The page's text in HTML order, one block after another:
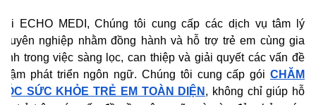
ECHO MEDI, Chúng tôi cung cấp các dịch vụ tâm lý
nghiệp nhằm đồng hành và hỗ trợ trẻ em cùng gia
trong việc sàng lọc, can thiệp và giải quyết các vấn đề
phát triển ngôn ngữ. Chúng tôi cung cấp gói CHĂM
SỨC KHỎE TRẺ EM TOÀN DIỆN , không chỉ giúp hỗ